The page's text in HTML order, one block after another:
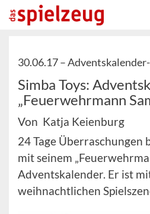
30.06.17 –
Simba Toys:
„Feuerwehrmann
Von Katja Keienburg
24 Tage Überraschungen
mit seinem
Adventskalender. Er ist
weihnachtlichen